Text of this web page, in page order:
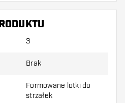
ręką dużo piórek i
3
Brak
Formowane lotki do
strzałek